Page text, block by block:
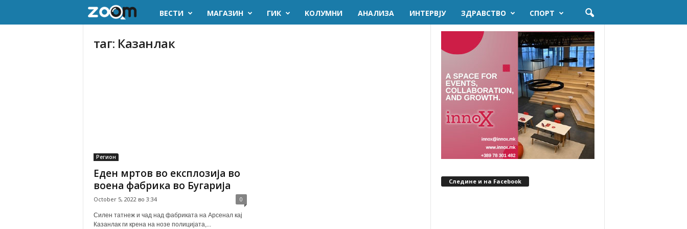
ВЕСТИ МАГАЗИН ГИК KОЛУМНИ AНАЛИЗА ИНТЕРВЈУ ЗДРАВСТВО СПОРТ
таг: Казанлак
Регион
Еден мртов во експлозија во
воена фабрика во Бугарија
October 5, 2022 во 3:34 0
Силен татнеж и чад над фабриката на Арсенал кај
Казанлак ги крена на нозе полицијата,...
Следине и на Facebook